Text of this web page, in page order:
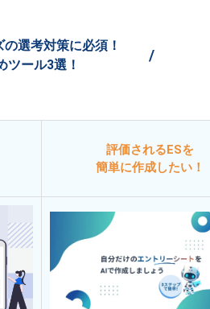
選考対策に必須！
ツール3選！
/
評価されるESを
簡単に作成したい！